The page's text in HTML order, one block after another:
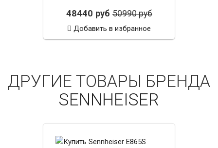
48440 руб 50990 руб
Добавить в избранное
ДРУГИЕ ТОВАРЫ БРЕНДА
SENNHEISER